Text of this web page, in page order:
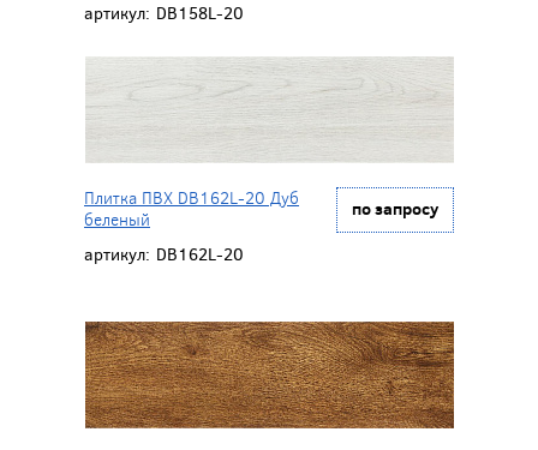
артикул: DB158L-20
Плитка ПВХ DB162L-20 Дуб
беленый
по запросу
артикул: DB162L-20